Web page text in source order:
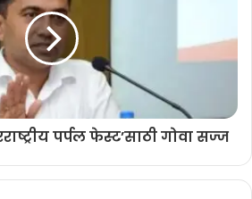
आधारावर विशेष वागणूक दिली जाते हे दुर्दैवी
सत्तेत असलेल्या सरकारांकडून संपूर्ण सुरक्षा आणि
आलेमाव म्हणाले.
पुन्हा तुरुंगात जाणार… – Rashtramat
पर्पल फेस्ट’साठी गोवा सज्ज